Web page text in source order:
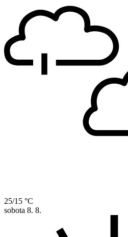
25/15 °C
sobota 8. 8.